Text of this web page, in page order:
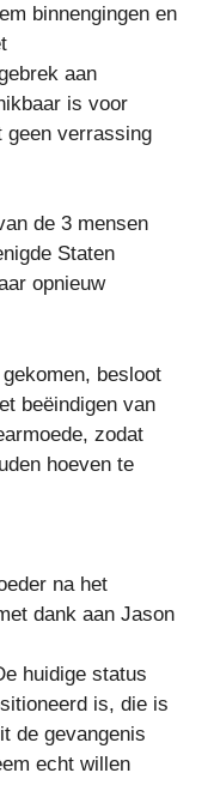
binnengingen en
aan
is voor
geen verrassing
de 3 mensen
Staten
opnieuw
besloot
beëindigen van
zodat
hoeven te
na het
dank aan Jason
huidige status
is, die is
de gevangenis
echt willen